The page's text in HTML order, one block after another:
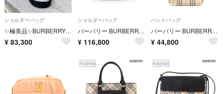
ショルダーバッグ
✨極美品✨BURBERRY バーバリー パディ クロスボディバッグ ショルダー
¥ 83,300
ショルダーバッグ
バーバリー BURBERRY ヴィンテージチェック ショルダーバッグ バッグ キャンバス レディース ベージュ系 / マルチカラー 8091320 【新品】
¥ 116,800
ハンドバッグ
バーバリー BURBERRY ノバチェック ハンドバッグ バッグ キャンバス レザー レディース ベージュ系 / ブラウン系 【中古】
¥ 44,800